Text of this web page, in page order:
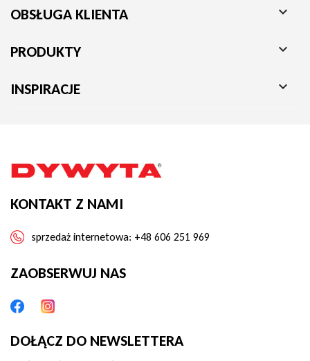
OBSŁUGA KLIENTA 
PRODUKTY 
INSPIRACJE 
KONTAKT Z NAMI
sprzedaż internetowa: +48 606 251 969
ZAOBSERWUJ NAS
DOŁĄCZ DO NEWSLETTERA